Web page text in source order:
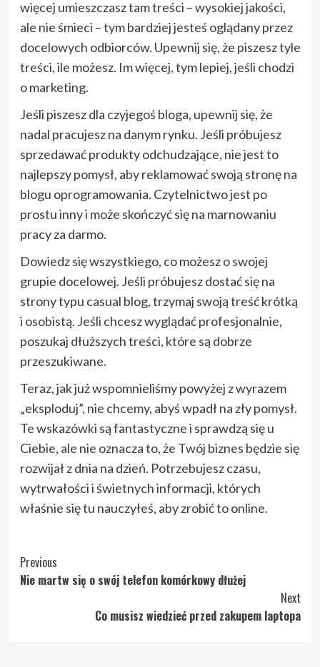
więcej umieszczasz tam treści – wysokiej jakości,
ale nie śmieci – tym bardziej jesteś oglądany przez
docelowych odbiorców. Upewnij się, że piszesz tyle
treści, ile możesz. Im więcej, tym lepiej, jeśli chodzi
o marketing.
Jeśli piszesz dla czyjegoś bloga, upewnij się, że
nadal pracujesz na danym rynku. Jeśli próbujesz
sprzedawać produkty odchudzające, nie jest to
najlepszy pomysł, aby reklamować swoją stronę na
blogu oprogramowania. Czytelnictwo jest po
prostu inny i może skończyć się na marnowaniu
pracy za darmo.
Dowiedz się wszystkiego, co możesz o swojej
grupie docelowej. Jeśli próbujesz dostać się na
strony typu casual blog, trzymaj swoją treść krótką
i osobistą. Jeśli chcesz wyglądać profesjonalnie,
poszukaj dłuższych treści, które są dobrze
przeszukiwane.
Teraz, jak już wspomnieliśmy powyżej z wyrazem
„eksploduj”, nie chcemy, abyś wpadł na zły pomysł.
Te wskazówki są fantastyczne i sprawdzą się u
Ciebie, ale nie oznacza to, że Twój biznes będzie się
rozwijał z dnia na dzień. Potrzebujesz czasu,
wytrwałości i świetnych informacji, których
właśnie się tu nauczyłeś, aby zrobić to online.
Post
Navigation
Previous
Nie martw się o swój telefon komórkowy dłużej
Next
Co musisz wiedzieć przed zakupem laptopa